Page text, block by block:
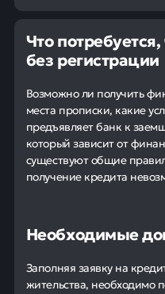
Что
без регистрации
Возможно ли получить
места прописки, какие
предъявляет банк к
который зависит от
существуют общие
получение кредита
Необходимые
Заполняя заявку на
жительства, необходимо